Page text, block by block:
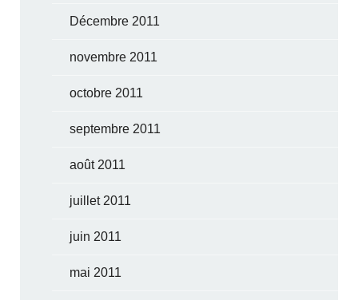
Décembre 2011
novembre 2011
octobre 2011
septembre 2011
août 2011
juillet 2011
juin 2011
mai 2011